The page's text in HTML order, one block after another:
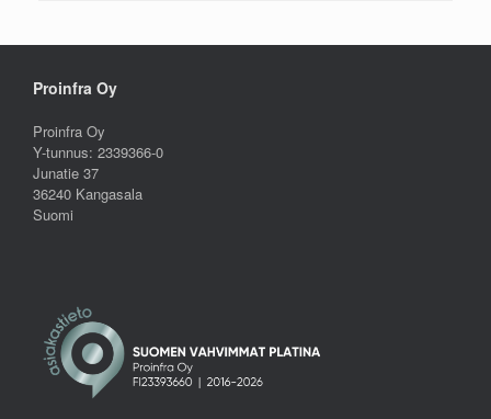
Proinfra Oy
Proinfra Oy
Y-tunnus: 2339366-0
Junatie 37
36240 Kangasala
Suomi